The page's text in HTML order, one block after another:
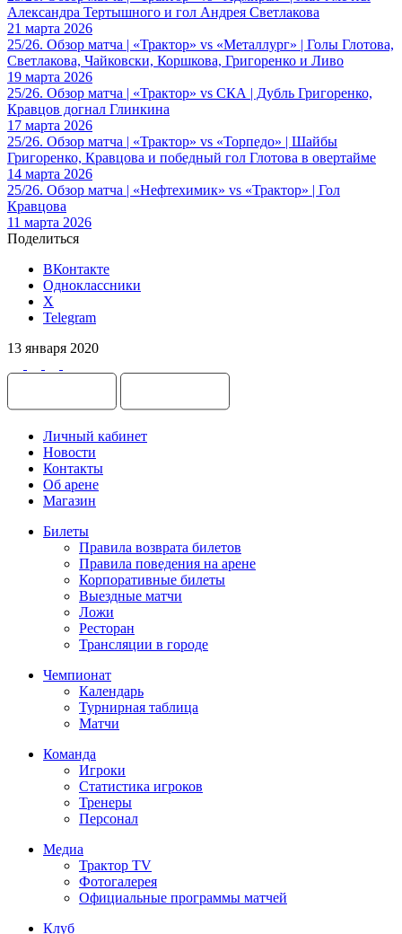
Александра Тертышного и гол Андрея Светлакова
21 марта 2026
25/26. Обзор матча | «Трактор» vs «Металлург» | Голы Глотова,
Светлакова, Чайковски, Коршкова, Григоренко и Ливо
19 марта 2026
25/26. Обзор матча | «Трактор» vs СКА | Дубль Григоренко,
Кравцов догнал Глинкина
17 марта 2026
25/26. Обзор матча | «Трактор» vs «Торпедо» | Шайбы
Григоренко, Кравцова и победный гол Глотова в овертайме
14 марта 2026
25/26. Обзор матча | «Нефтехимик» vs «Трактор» | Гол
Кравцова
11 марта 2026
Поделиться
ВКонтакте
Одноклассники
X
Telegram
13 января 2020
Личный кабинет
Новости
Контакты
Об арене
Магазин
Билеты
Правила возврата билетов
Правила поведения на арене
Корпоративные билеты
Выездные матчи
Ложи
Ресторан
Трансляции в городе
Чемпионат
Календарь
Турнирная таблица
Матчи
Команда
Игроки
Статистика игроков
Тренеры
Персонал
Медиа
Трактор TV
Фотогалерея
Официальные программы матчей
Клуб